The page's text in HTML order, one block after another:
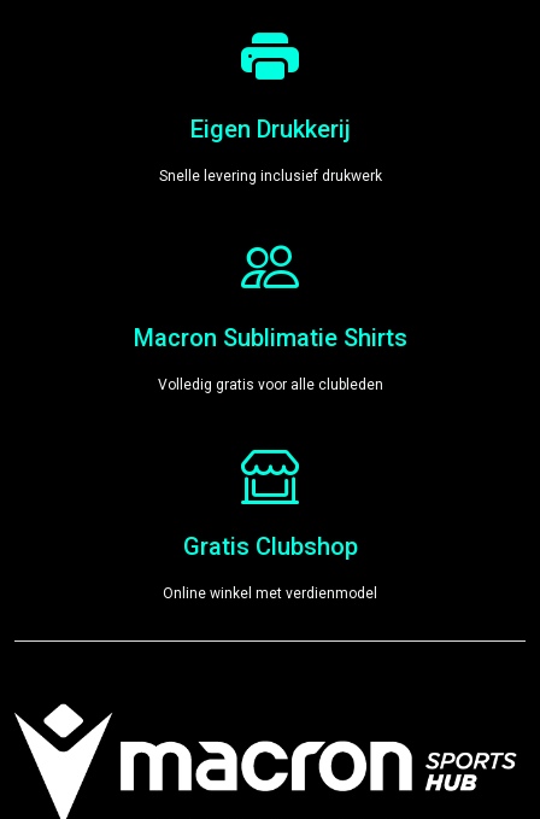
Eigen Drukkerij
Snelle levering inclusief drukwerk
Macron Sublimatie Shirts
Volledig gratis voor alle clubleden
Gratis Clubshop
Online winkel met verdienmodel